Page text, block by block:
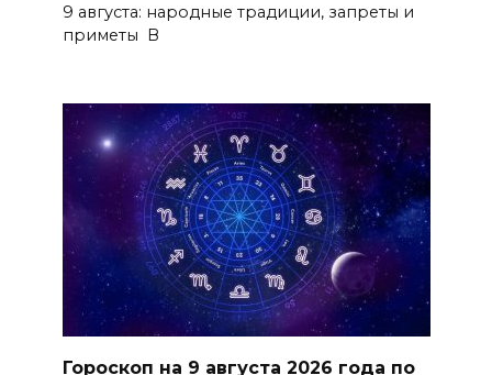
9 августа: народные традиции, запреты и
приметы В
Гороскоп на 9 августа 2026 года по